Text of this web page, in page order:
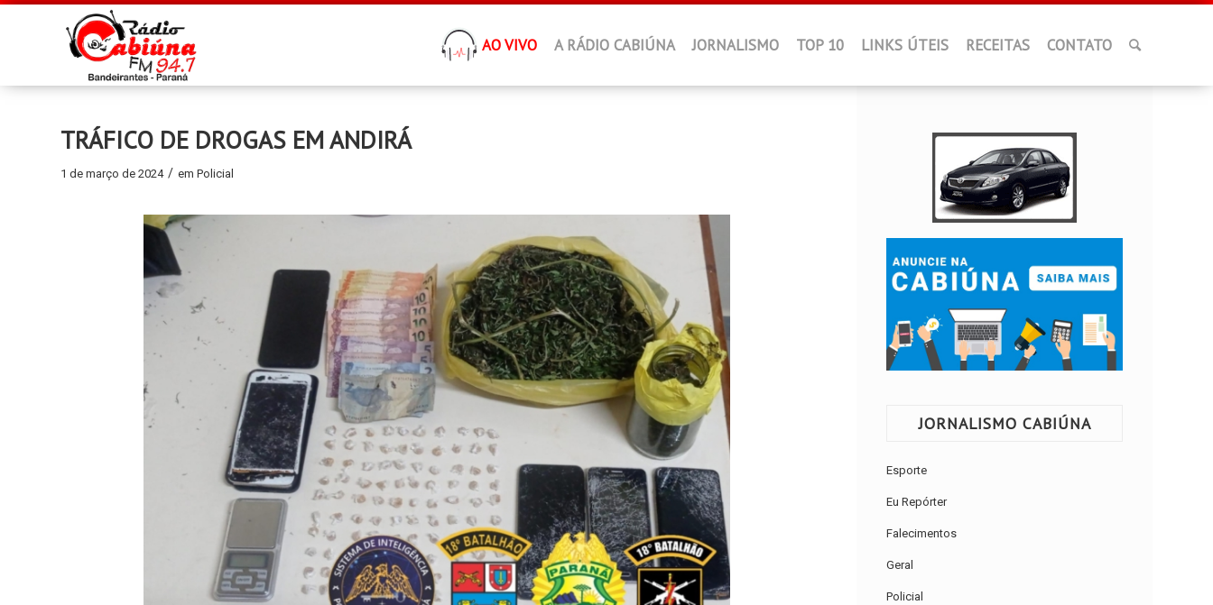
AO VIVO A RÁDIO CABIÚNA JORNALISMO TOP 10 LINKS ÚTEIS RECEITAS CONTATO
TRÁFICO DE DROGAS EM ANDIRÁ
1 de março de 2024 / em Policial
JORNALISMO CABIÚNA
Esporte
Eu Repórter
Falecimentos
Geral
Policial